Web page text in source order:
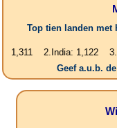
Top tien landen met
2.India: 1,122 3.USA:
Geef a.u.b.